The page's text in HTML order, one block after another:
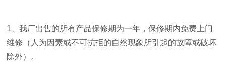
1 、我厂出售的所有产品保修期为一年，保修期内免费上门
维修（人为因素或不可抗拒的自然现象所引起的故障或破坏
除外）。